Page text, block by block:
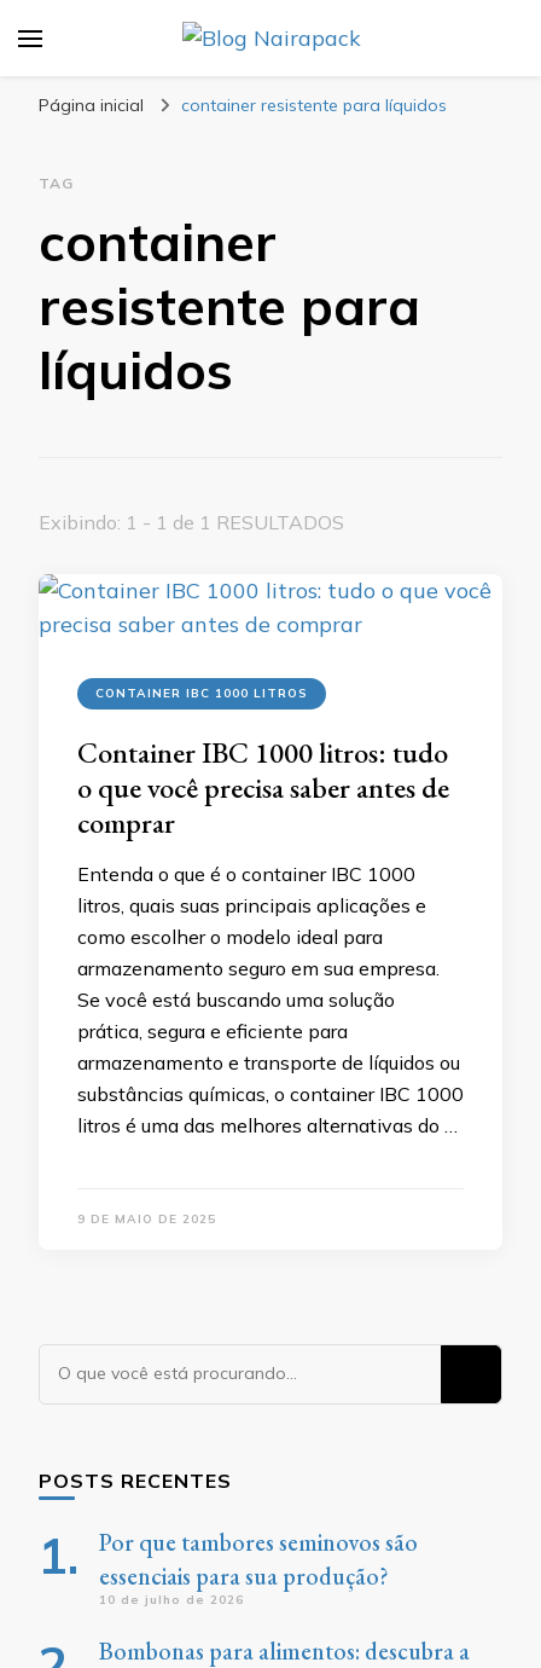
Página inicial container resistente para líquidos
TAG
container
resistente para
líquidos
Exibindo: 1 - 1 de 1 RESULTADOS
CONTAINER IBC 1000 LITROS
Container IBC 1000 litros: tudo
o que você precisa saber antes de
comprar
Entenda o que é o container IBC 1000
litros, quais suas principais aplicações e
como escolher o modelo ideal para
armazenamento seguro em sua empresa.
Se você está buscando uma solução
prática, segura e eficiente para
armazenamento e transporte de líquidos ou
substâncias químicas, o container IBC 1000
litros é uma das melhores alternativas do …
9 DE MAIO DE 2025
Procurando
algo?
POSTS RECENTES
Por que tambores seminovos são
essenciais para sua produção?
10 de julho de 2026
Bombonas para alimentos: descubra a